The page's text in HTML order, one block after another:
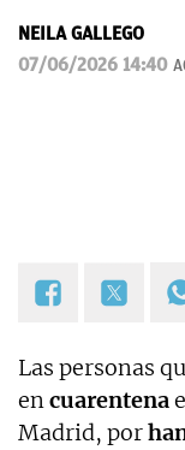
NEILA GALLEGO
07/06/2026 14:40
Las personas
encuarentena
Madrid, por